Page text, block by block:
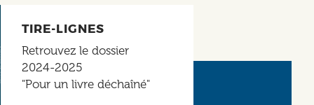
TIRE-LIGNES
Retrouvez le dossier
2024-2025
"Pour un livre déchaîné"